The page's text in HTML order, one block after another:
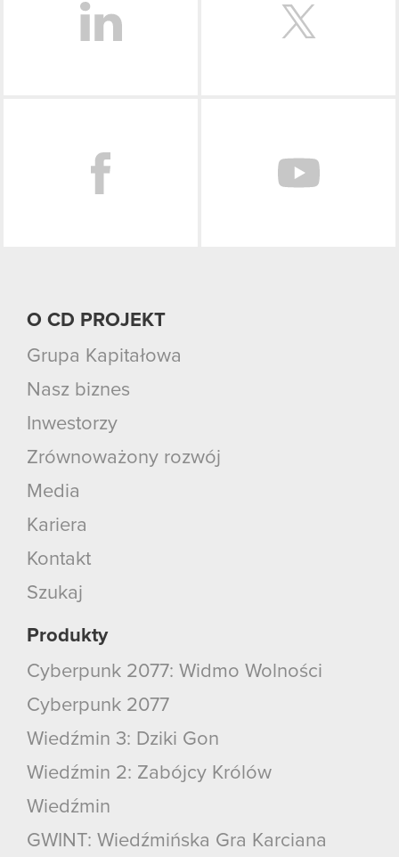
O CD PROJEKT
Grupa Kapitałowa
Nasz biznes
Inwestorzy
Zrównoważony rozwój
Media
Kariera
Kontakt
Szukaj
Produkty
Cyberpunk 2077: Widmo Wolności
Cyberpunk 2077
Wiedźmin 3: Dziki Gon
Wiedźmin 2: Zabójcy Królów
Wiedźmin
GWINT: Wiedźmińska Gra Karciana